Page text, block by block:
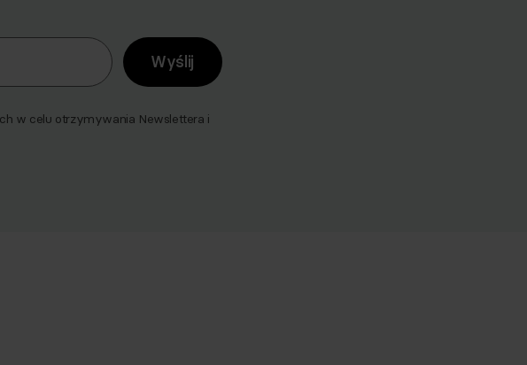
Wyślij
w celu otrzymywania Newslettera i